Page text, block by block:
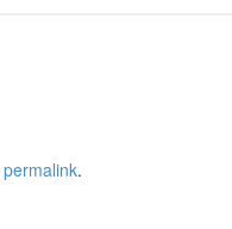
permalink.